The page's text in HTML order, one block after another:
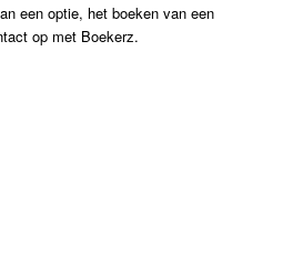
een optie, het boeken van een
op met Boekerz.